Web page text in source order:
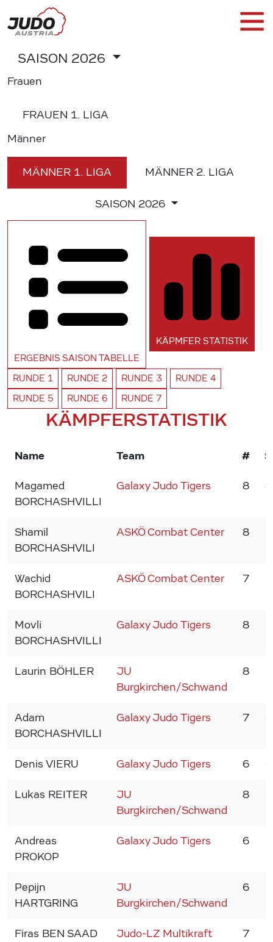
SAISON 2026
Frauen
FRAUEN 1. LIGA
Männer
MÄNNER 1. LIGA MÄNNER 2. LIGA
SAISON 2026
ERGEBNIS SAISON TABELLE
KÄPMFER STATISTIK
RUNDE 1 RUNDE 2 RUNDE 3 RUNDE 4
RUNDE 5 RUNDE 6 RUNDE 7
KÄMPFERSTATISTIK
Name Team # S
Magamed
BORCHASHVILLI
Galaxy Judo Tigers 8 8
Shamil
BORCHASHVILI
ASKÖ Combat Center 8
Wachid
BORCHASHVILI
ASKÖ Combat Center 7
Movli
BORCHASHVILLI
Galaxy Judo Tigers 8
Laurin BÖHLER
JU
Burgkirchen/Schwand
8
Adam
BORCHASHVILLI
Galaxy Judo Tigers 7 6
Denis VIERU Galaxy Judo Tigers 6 6
Lukas REITER
JU
Burgkirchen/Schwand
8 6
Andreas
PROKOP
Galaxy Judo Tigers 6
Pepijn
HARTGRING
JU
Burgkirchen/Schwand
6
Firas BEN SAAD
Judo-LZ Multikraft
7